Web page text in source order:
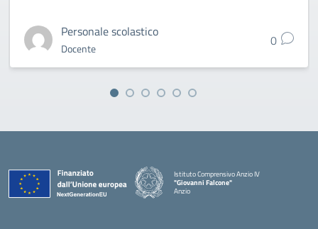
Personale scolastico
Docente 0
Istituto Comprensivo Anzio IV
"Giovanni Falcone"
Anzio